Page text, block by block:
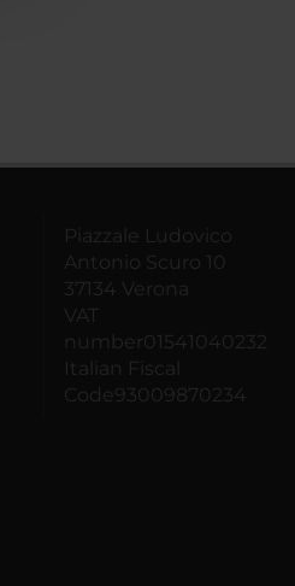
Piazzale Ludovico
Antonio Scuro 10
37134 Verona
VAT
number01541040232
Italian Fiscal
Code93009870234